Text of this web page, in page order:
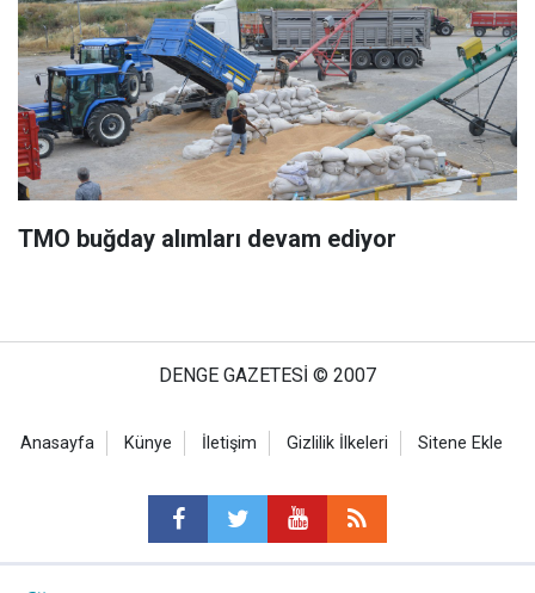
TMO buğday alımları devam ediyor
DENGE GAZETESİ © 2007
Anasayfa Künye İletişim Gizlilik İlkeleri Sitene Ekle